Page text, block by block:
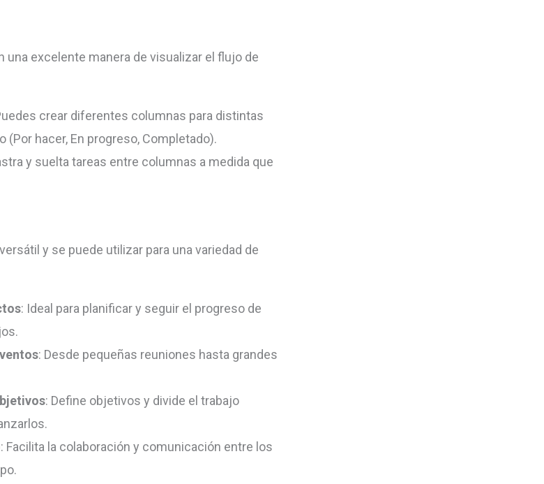
una excelente manera de visualizar el flujo de
crear diferentes columnas para distintas
(Por hacer, En progreso, Completado).
y suelta tareas entre columnas a medida que
y se puede utilizar para una variedad de
: Ideal para planificar y seguir el progreso de
: Desde pequeñas reuniones hasta grandes
: Define objetivos y divide el trabajo
: Facilita la colaboración y comunicación entre los